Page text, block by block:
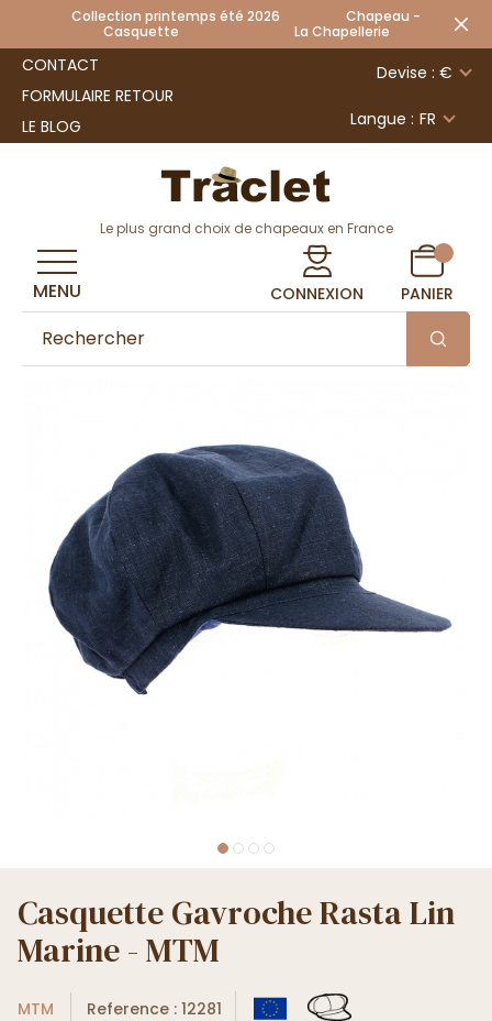
Collection printemps été 2026 Chapeau -
Casquette La Chapellerie
CONTACT
FORMULAIRE RETOUR
LE BLOG
Devise : €
Langue : FR
Le plus grand choix de chapeaux en France
CONNEXION PANIER
MENU
Casquette Gavroche Rasta Lin
Marine - MTM
MTM Reference : 12281